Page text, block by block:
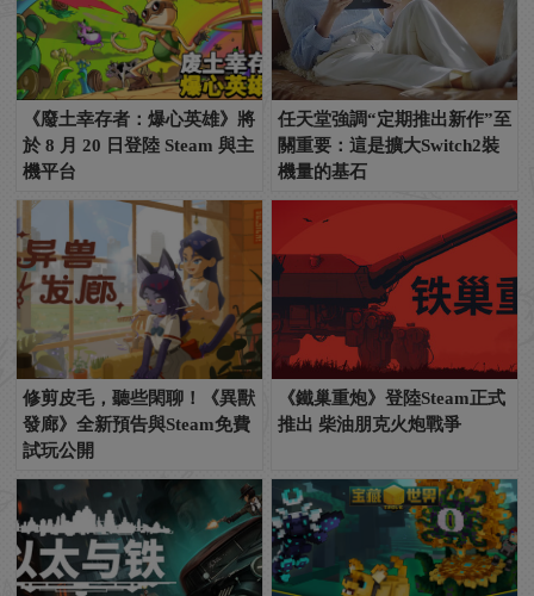
《廢土幸存者：爆心英雄》將
於 8 月 20 日登陸 Steam 與主
機平台
任天堂強調“定期推出新作”至
關重要：這是擴大Switch2裝
機量的基石
修剪皮毛，聽些閑聊！《異獸
發廊》全新預告與Steam免費
試玩公開
《鐵巢重炮》登陸Steam正式
推出 柴油朋克火炮戰爭